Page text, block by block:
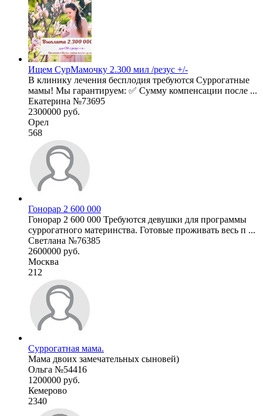
Ищем СурМамочку 2.300 мил /резус +/-
В клинику лечения бесплодия требуются Суррогатные
мамы! Мы гарантируем: ✅ Сумму компенсации после ...
Екатерина №73695
2300000 руб.
Орел
568
Гонорар 2 600 000
Гонорар 2 600 000 Требуются девушки для программы
суррогатного материнства. Готовые проживать весь п ...
Светлана №76385
2600000 руб.
Москва
212
Суррогатная мама.
Мама двоих замечательных сыновей)
Ольга №54416
1200000 руб.
Кемерово
2340